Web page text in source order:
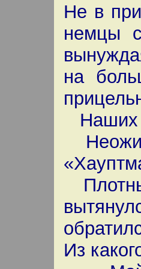
Не в
немцы
на
Наших
Из